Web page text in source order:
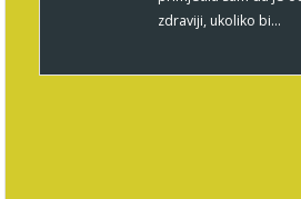
zdraviji, ukoliko bi…